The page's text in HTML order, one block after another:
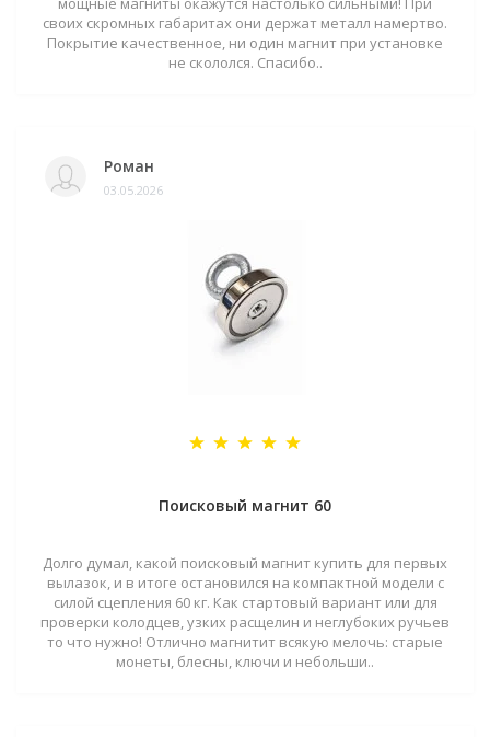
своих скромных габаритах они держат металл намертво.
Покрытие качественное, ни один магнит при установке
не скололся. Спасибо..
Роман
03.05.2026
Поисковый магнит 60
Долго думал, какой поисковый магнит купить для первых
вылазок, и в итоге остановился на компактной модели с
силой сцепления 60 кг. Как стартовый вариант или для
проверки колодцев, узких расщелин и неглубоких ручьев
то что нужно! Отлично магнитит всякую мелочь: старые
монеты, блесны, ключи и небольши..